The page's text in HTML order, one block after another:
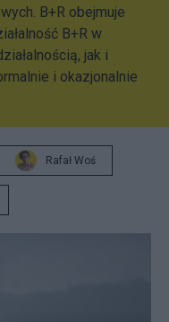
B+R obejmuje
B+R w
jak i
i okazjonalnie
Rafał Woś